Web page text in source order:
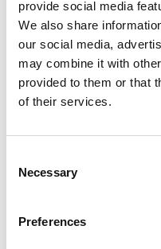
provide social media
We also share
our social media,
may combine it with
provided to them or that
of their services.
Selection
Necessary
Preferences
Kirstine Roepstorff